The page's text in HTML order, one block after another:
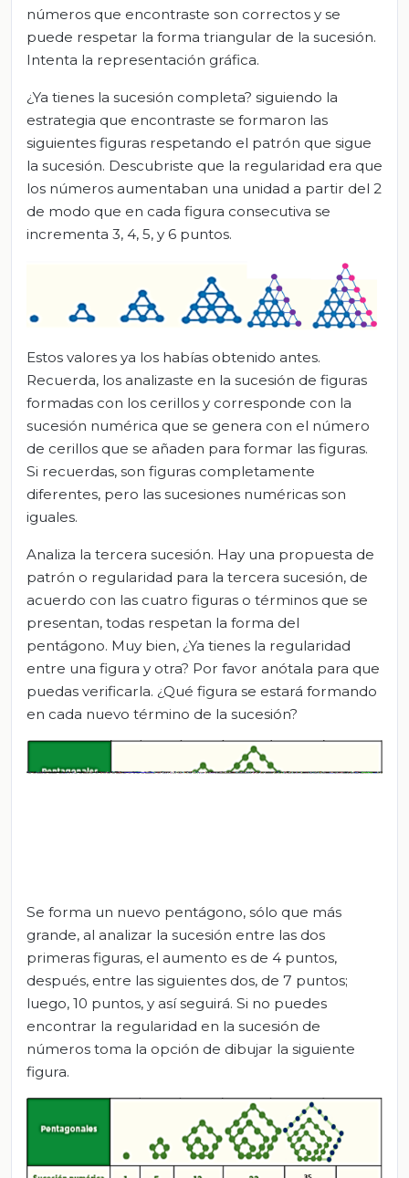
números que encontraste son correctos y se
puede respetar la forma triangular de la sucesión.
Intenta la representación gráfica.
¿Ya tienes la sucesión completa? siguiendo la
estrategia que encontraste se formaron las
siguientes figuras respetando el patrón que sigue
la sucesión. Descubriste que la regularidad era que
los números aumentaban una unidad a partir del 2
de modo que en cada figura consecutiva se
incrementa 3, 4, 5, y 6 puntos.
Estos valores ya los habías obtenido antes.
Recuerda, los analizaste en la sucesión de figuras
formadas con los cerillos y corresponde con la
sucesión numérica que se genera con el número
de cerillos que se añaden para formar las figuras.
Si recuerdas, son figuras completamente
diferentes, pero las sucesiones numéricas son
iguales.
Analiza la tercera sucesión. Hay una propuesta de
patrón o regularidad para la tercera sucesión, de
acuerdo con las cuatro figuras o términos que se
presentan, todas respetan la forma del
pentágono. Muy bien, ¿Ya tienes la regularidad
entre una figura y otra? Por favor anótala para que
puedas verificarla. ¿Qué figura se estará formando
en cada nuevo término de la sucesión?
Se forma un nuevo pentágono, sólo que más
grande, al analizar la sucesión entre las dos
primeras figuras, el aumento es de 4 puntos,
después, entre las siguientes dos, de 7 puntos;
luego, 10 puntos, y así seguirá. Si no puedes
encontrar la regularidad en la sucesión de
números toma la opción de dibujar la siguiente
figura.